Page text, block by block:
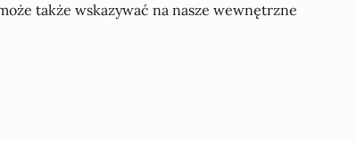
także wskazywać na nasze wewnętrzne